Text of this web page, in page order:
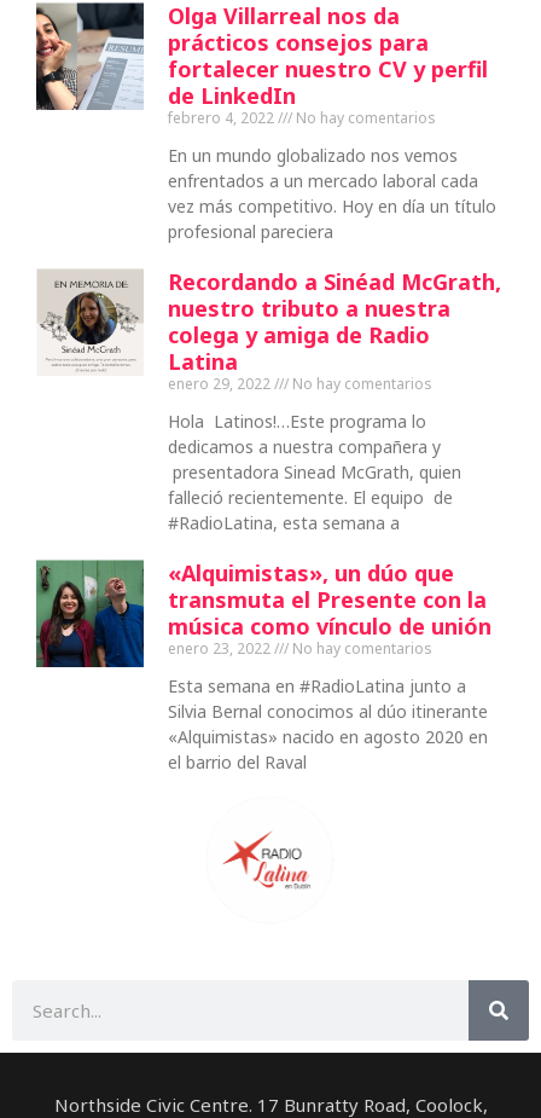
Olga Villarreal nos da
prácticos consejos para
fortalecer nuestro CV y perfil
de LinkedIn
febrero 4, 2022 No hay comentarios
En un mundo globalizado nos vemos
enfrentados a un mercado laboral cada
vez más competitivo. Hoy en día un título
profesional pareciera
Recordando a Sinéad McGrath,
nuestro tributo a nuestra
colega y amiga de Radio
Latina
enero 29, 2022 No hay comentarios
Hola Latinos!…Este programa lo
dedicamos a nuestra compañera y
presentadora Sinead McGrath, quien
falleció recientemente. El equipo de
#RadioLatina, esta semana a
«Alquimistas», un dúo que
transmuta el Presente con la
música como vínculo de unión
enero 23, 2022 No hay comentarios
Esta semana en #RadioLatina junto a
Silvia Bernal conocimos al dúo itinerante
«Alquimistas» nacido en agosto 2020 en
el barrio del Raval
Northside Civic Centre. 17 Bunratty Road, Coolock,